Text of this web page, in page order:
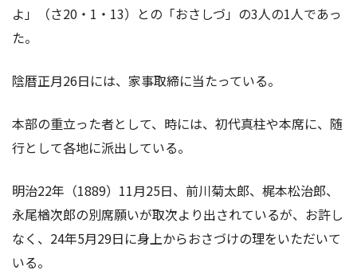
よ」（さ20・1・13）との「おさしづ」の3人の1人であっ
た。
陰暦正月26日には、家事取締に当たっている。
本部の重立った者として、時には、初代真柱や本席に、随
行として各地に派出している。
明治22年（1889）11月25日、前川菊太郎、梶本松治郎、
永尾楢次郎の別席願いが取次より出されているが、お許し
なく、24年5月29日に身上からおさづけの理をいただいて
いる。